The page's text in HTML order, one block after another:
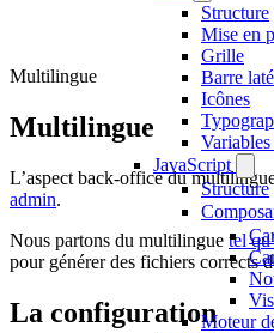
Structure
Mise en
Grille
Barre
Icônes
JavaScript
Structure
Moteur
Multilingue
Multilingue
L’aspect back-office du
admin.
Nous partons du multilingue tel
pour générer des fichiers corrects
La configuration